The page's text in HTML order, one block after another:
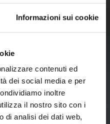
Informazioni sui cookie
contenuti ed
dei social media e per
inoltre
il nostro sito con i
di analisi dei dati web,